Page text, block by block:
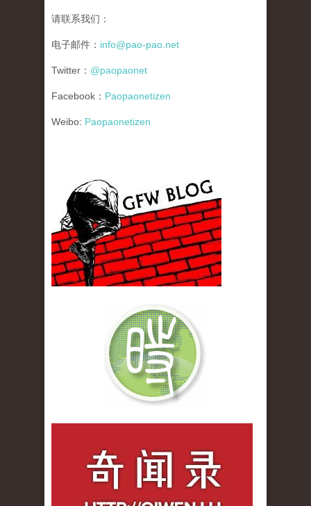
请联系我们：
电子邮件： info@pao-pao.net
Twitter： @paopaonet
Facebook： Paopaonetizen
Weibo: Paopaonetizen
gfw_blog_small.jpg